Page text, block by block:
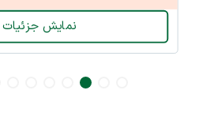
نمایش جزئیات